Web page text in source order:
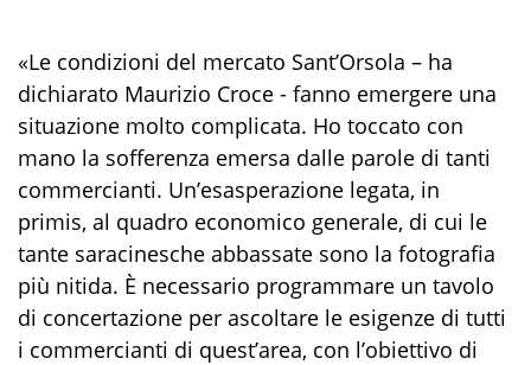
«Le condizioni del mercato Sant’Orsola – ha
dichiarato Maurizio Croce - fanno emergere una
situazione molto complicata. Ho toccato con
mano la sofferenza emersa dalle parole di tanti
commercianti. Un’esasperazione legata, in
primis, al quadro economico generale, di cui le
tante saracinesche abbassate sono la fotografia
più nitida. È necessario programmare un tavolo
di concertazione per ascoltare le esigenze di tutti
i commercianti di quest’area, con l’obiettivo di